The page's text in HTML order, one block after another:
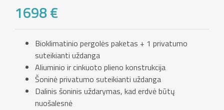
1698 €
Bioklimatinio pergolės paketas + 1 privatumo
suteikianti uždanga
Aliuminio ir cinkuoto plieno konstrukcija
Šoninė privatumo suteikianti uždanga
Dalinis šoninis uždarymas, kad erdvė būtų
nuošalesnė